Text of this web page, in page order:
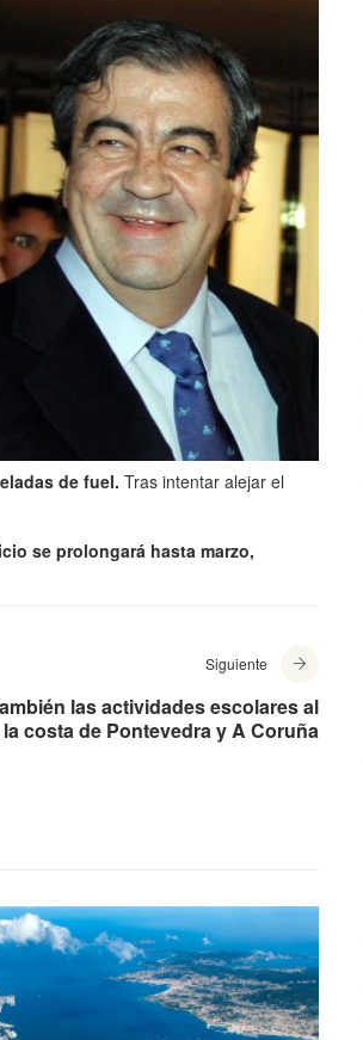
de fuel. Tras intentar alejar el
se prolongará hasta marzo,
Siguiente
las actividades escolares al
costa de Pontevedra y A Coruña